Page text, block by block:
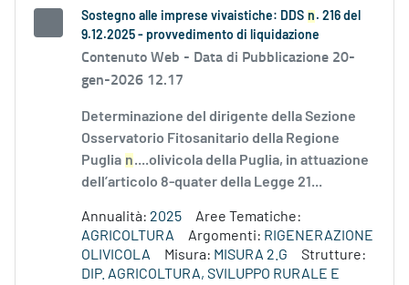
Sostegno alle imprese vivaistiche: DDS n . 216 del
9.12.2025 - provvedimento di liquidazione
Contenuto Web - Data di Pubblicazione 20-
gen-2026 12.17
Determinazione del dirigente della Sezione
Osservatorio Fitosanitario della Regione
Puglia n....olivicola della Puglia, in attuazione
dell’articolo 8-quater della Legge 21...
Annualità: 2025
Aree Tematiche:
AGRICOLTURA
Argomenti: RIGENERAZIONE
OLIVICOLA
Misura: MISURA 2.G
Strutture:
DIP. AGRICOLTURA, SVILUPPO RURALE E